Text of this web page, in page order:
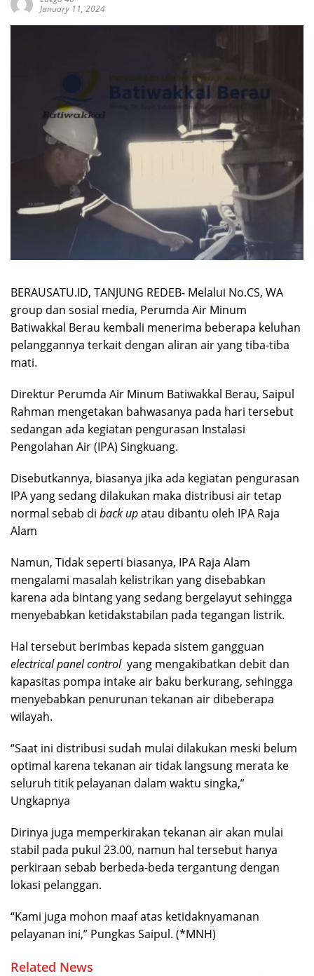
January 11, 2024
BERAUSATU.ID, TANJUNG REDEB- Melalui No.CS, WA
group dan sosial media, Perumda Air Minum
Batiwakkal Berau kembali menerima beberapa keluhan
pelanggannya terkait dengan aliran air yang tiba-tiba
mati.
Direktur Perumda Air Minum Batiwakkal Berau, Saipul
Rahman mengetakan bahwasanya pada hari tersebut
sedangan ada kegiatan pengurasan Instalasi
Pengolahan Air (IPA) Singkuang.
Disebutkannya, biasanya jika ada kegiatan pengurasan
IPA yang sedang dilakukan maka distribusi air tetap
normal sebab di back upatau dibantu oleh IPA Raja
Alam
Namun, Tidak seperti biasanya, IPA Raja Alam
mengalami masalah kelistrikan yang disebabkan
karena ada bintang yang sedang bergelayut sehingga
menyebabkan ketidakstabilan pada tegangan listrik.
Hal tersebut berimbas kepada sistem gangguan
electrical panel controlyang mengakibatkan debit dan
kapasitas pompa intake air baku berkurang, sehingga
menyebabkan penurunan tekanan air dibeberapa
wilayah.
“Saat ini distribusi sudah mulai dilakukan meski belum
optimal karena tekanan air tidak langsung merata ke
seluruh titik pelayanan dalam waktu singka,”
Ungkapnya
Dirinya juga memperkirakan tekanan air akan mulai
stabil pada pukul 23.00, namun hal tersebut hanya
perkiraan sebab berbeda-beda tergantung dengan
lokasi pelanggan.
“Kami juga mohon maaf atas ketidaknyamanan
pelayanan ini,” Pungkas Saipul. (*MNH)
Related News